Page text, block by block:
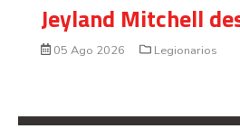
Jeyland Mitchell
05 Ago 2026 Legionarios